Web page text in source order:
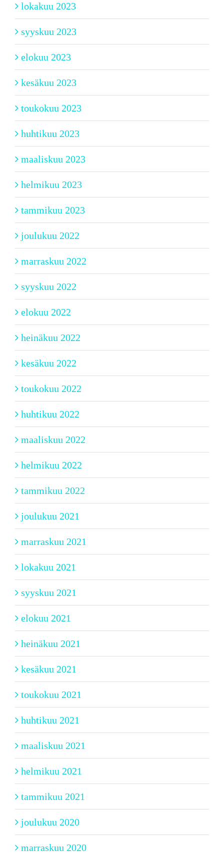
lokakuu 2023
syyskuu 2023
elokuu 2023
kesäkuu 2023
toukokuu 2023
huhtikuu 2023
maaliskuu 2023
helmikuu 2023
tammikuu 2023
joulukuu 2022
marraskuu 2022
syyskuu 2022
elokuu 2022
heinäkuu 2022
kesäkuu 2022
toukokuu 2022
huhtikuu 2022
maaliskuu 2022
helmikuu 2022
tammikuu 2022
joulukuu 2021
marraskuu 2021
lokakuu 2021
syyskuu 2021
elokuu 2021
heinäkuu 2021
kesäkuu 2021
toukokuu 2021
huhtikuu 2021
maaliskuu 2021
helmikuu 2021
tammikuu 2021
joulukuu 2020
marraskuu 2020